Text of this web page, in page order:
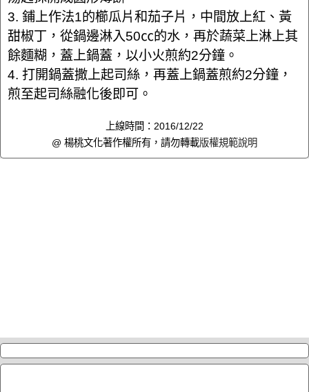
3. 鋪上作法1的櫛瓜片和茄子片，中間放上紅、黃
甜椒丁，從鍋邊淋入50㏄的水，再於蔬菜上淋上其
餘麵糊，蓋上鍋蓋，以小火煎約2分鐘。
4. 打開鍋蓋撒上起司絲，再蓋上鍋蓋煎約2分鐘，
煎至起司絲融化後即可。
上線時間：2016/12/22
@ 楊桃文化著作權所有，請勿轉載版權規範說明